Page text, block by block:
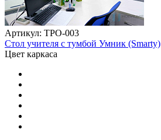
Артикул: ТРО-003
Стол учителя с тумбой Умник (Smarty)
Цвет каркаса